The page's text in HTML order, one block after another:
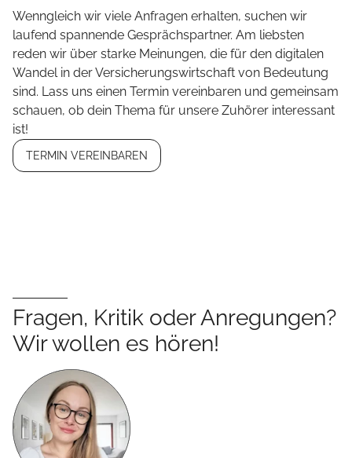
Wenngleich wir viele Anfragen erhalten, suchen wir
laufend spannende Gesprächspartner. Am liebsten
reden wir über starke Meinungen, die für den digitalen
Wandel in der Versicherungswirtschaft von Bedeutung
sind. Lass uns einen Termin vereinbaren und gemeinsam
schauen, ob dein Thema für unsere Zuhörer interessant
ist!
TERMIN VEREINBAREN
Fragen, Kritik oder Anregungen?
Wir wollen es hören!